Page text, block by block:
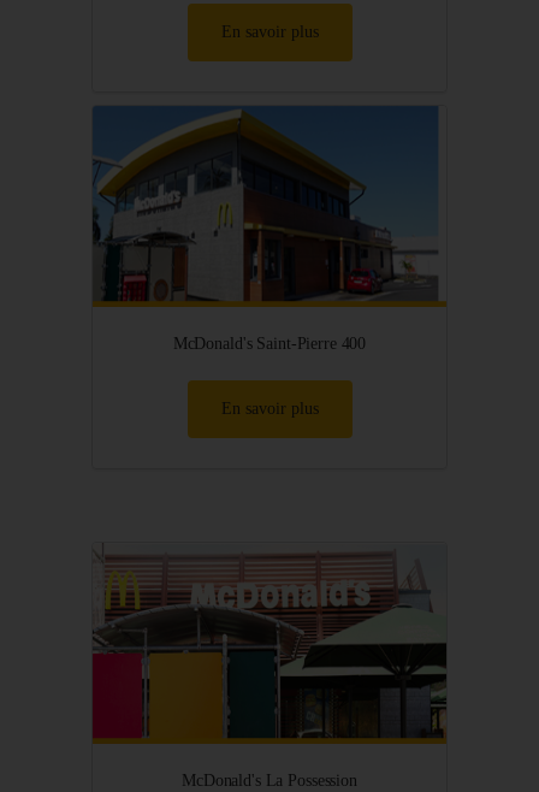
En savoir plus
McDonald's Saint-Pierre 400
En savoir plus
McDonald's La Possession